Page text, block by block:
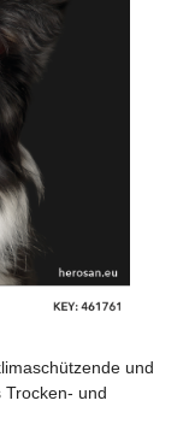
und
Trocken- und